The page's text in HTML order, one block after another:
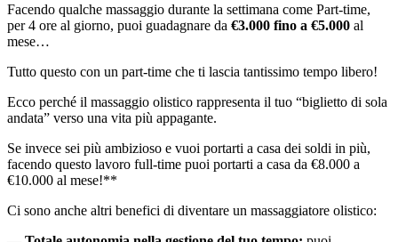
Facendo qualche massaggio durante la settimana come Part-time,
per 4 ore al giorno, puoi guadagnare da €3.000 fino a €5.000 al
mese…
Tutto questo con un part-time che ti lascia tantissimo tempo libero!
Ecco perché il massaggio olistico rappresenta il tuo “biglietto di sola
andata” verso una vita più appagante.
Se invece sei più ambizioso e vuoi portarti a casa dei soldi in più,
facendo questo lavoro full-time puoi portarti a casa da €8.000 a
€10.000 al mese!**
Ci sono anche altri benefici di diventare un massaggiatore olistico: